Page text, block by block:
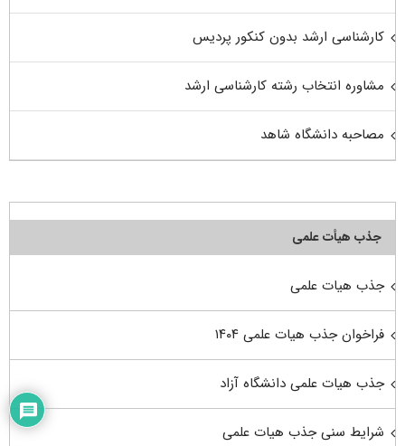
کارشناسی ارشد بدون کنکور پردیس
مشاوره انتخاب رشته کارشناسی ارشد
مصاحبه دانشگاه شاهد
جذب هیأت علمی
جذب هیات علمی
فراخوان جذب هیات علمی ۱۴۰۴
جذب هیات علمی دانشگاه آزاد
شرایط سنی جذب هیات علمی